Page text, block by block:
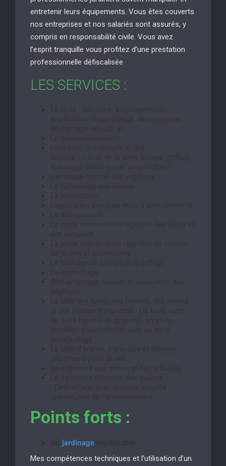
entretenir leurs équipements. Vous êtes couverts
nos entreprises et nos salariés sont assurés, y
compris en responsabilité civile. Vous avez
l’esprit tranquille vous profitez d’une prestation
professionnelle défiscalisée
LES SERVICES :
Points forts :
jardinage
Mes compétences techniques et l’utilisation d’un